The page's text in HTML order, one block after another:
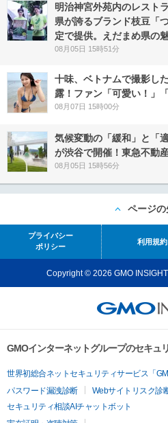
明治神宮外苑内のレスト
県が誇るブランド枝豆「
定で提供。えだまめ県の
08月05日 15時51分
十味、ベトナムで撮影し
露！ファン「可愛い！」
08月07日 15時00分
気候変動の「緩和」と「
が渋谷で開催！東急不動
08月05日 15時56分
ページ
プライバシー
ポリシー
利用規約
Copyright © 2026 GMO
GMOインターネットグループのセキュ
世界初総合ネットセキュリティサービス「
パスワード漏洩診断
Webサイトリスク診
セキュリティ相談AIチャットボット